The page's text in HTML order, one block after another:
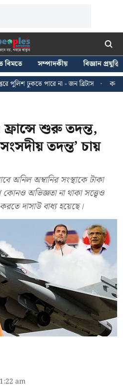
বিমতে সম্পাদকীয়
বিজ্ঞান প্রযুক্তি
না - জন ব্রিটাস
কলকাতায় ২৪ জুলাইয়ের
শুরু তদন্ত,
তদন্ত’ চায়
অনিল অম্বানির সংস্থাকে টাকা
কোনও অভিজ্ঞতা না থাকা সত্ত্বেও
দাসাউ বাধ্য হয়েছে।
am